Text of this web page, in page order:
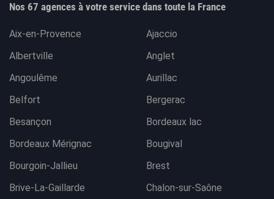
Nos 67 agences à votre service dans toute la France
Aix-en-Provence
Ajaccio
Albertville
Anglet
Angoulême
Aurillac
Belfort
Bergerac
Besançon
Bordeaux lac
Bordeaux Mérignac
Bougival
Bourgoin-Jallieu
Brest
Brive-La-Gaillarde
Chalon-sur-Saône